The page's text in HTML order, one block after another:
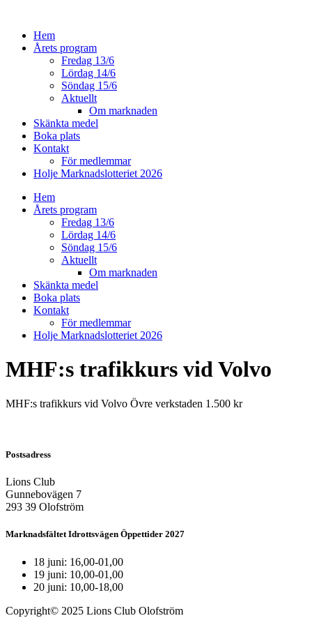
innehållHem
Årets program
Fredag 13/6
Lördag 14/6
Söndag 15/6
Aktuellt
Om marknaden
Skänkta medel
Boka plats
Kontakt
För medlemmar
Holje Marknadslotteriet 2026
Hem
Årets program
Fredag 13/6
Lördag 14/6
Söndag 15/6
Aktuellt
Om marknaden
Skänkta medel
Boka plats
Kontakt
För medlemmar
Holje Marknadslotteriet 2026
MHF:s trafikkurs vid Volvo
MHF:s trafikkurs vid Volvo Övre verkstaden 1.500 kr
Postsadress
Lions Club
Gunnebovägen 7
293 39 Olofström
Marknadsfältet Idrottsvägen Öppettider 2027
18 juni: 16,00-01,00
19 juni: 10,00-01,00
20 juni: 10,00-18,00
Copyright© 2025 Lions Club Olofström